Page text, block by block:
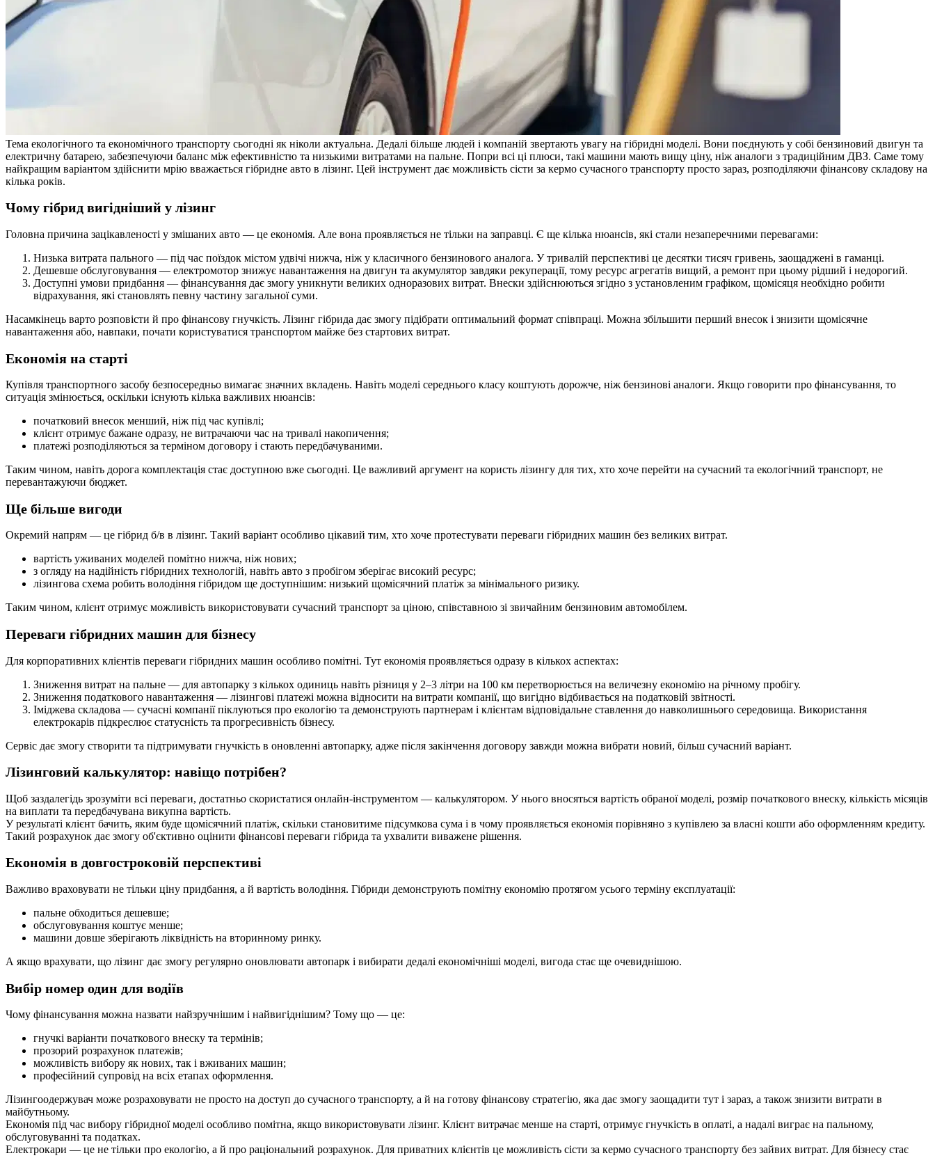
Тема екологічного та економічного транспорту сьогодні як ніколи актуальна. Дедалі більше людей і компаній звертають увагу на гібридні моделі. Вони поєднують у собі бензиновий двигун та
електричну батарею, забезпечуючи баланс між ефективністю та низькими витратами на пальне. Попри всі ці плюси, такі машини мають вищу ціну, ніж аналоги з традиційним ДВЗ. Саме тому
найкращим варіантом здійснити мрію вважається гібридне авто в лізинг. Цей інструмент дає можливість сісти за кермо сучасного транспорту просто зараз, розподіляючи фінансову складову на
кілька років.
Чому гібрид вигідніший у лізинг
Головна причина зацікавленості у змішаних авто — це економія. Але вона проявляється не тільки на заправці. Є ще кілька нюансів, які стали незаперечними перевагами:
Низька витрата пального — під час поїздок містом удвічі нижча, ніж у класичного бензинового аналога. У тривалій перспективі це десятки тисяч гривень, заощаджені в гаманці.
Дешевше обслуговування — електромотор знижує навантаження на двигун та акумулятор завдяки рекуперації, тому ресурс агрегатів вищий, а ремонт при цьому рідший і недорогий.
Доступні умови придбання — фінансування дає змогу уникнути великих одноразових витрат. Внески здійснюються згідно з установленим графіком, щомісяця необхідно робити
відрахування, які становлять певну частину загальної суми.
Насамкінець варто розповісти й про фінансову гнучкість. Лізинг гібрида дає змогу підібрати оптимальний формат співпраці. Можна збільшити перший внесок і знизити щомісячне
навантаження або, навпаки, почати користуватися транспортом майже без стартових витрат.
Економія на старті
Купівля транспортного засобу безпосередньо вимагає значних вкладень. Навіть моделі середнього класу коштують дорожче, ніж бензинові аналоги. Якщо говорити про фінансування, то
ситуація змінюється, оскільки існують кілька важливих нюансів:
початковий внесок менший, ніж під час купівлі;
клієнт отримує бажане одразу, не витрачаючи час на тривалі накопичення;
платежі розподіляються за терміном договору і стають передбачуваними.
Таким чином, навіть дорога комплектація стає доступною вже сьогодні. Це важливий аргумент на користь лізингу для тих, хто хоче перейти на сучасний та екологічний транспорт, не
перевантажуючи бюджет.
Ще більше вигоди
Окремий напрям — це гібрид б/в в лізинг. Такий варіант особливо цікавий тим, хто хоче протестувати переваги гібридних машин без великих витрат.
вартість уживаних моделей помітно нижча, ніж нових;
з огляду на надійність гібридних технологій, навіть авто з пробігом зберігає високий ресурс;
лізингова схема робить володіння гібридом ще доступнішим: низький щомісячний платіж за мінімального ризику.
Таким чином, клієнт отримує можливість використовувати сучасний транспорт за ціною, співставною зі звичайним бензиновим автомобілем.
Переваги гібридних машин для бізнесу
Для корпоративних клієнтів переваги гібридних машин особливо помітні. Тут економія проявляється одразу в кількох аспектах:
Зниження витрат на пальне — для автопарку з кількох одиниць навіть різниця у 2–3 літри на 100 км перетворюється на величезну економію на річному пробігу.
Зниження податкового навантаження — лізингові платежі можна відносити на витрати компанії, що вигідно відбивається на податковій звітності.
Іміджева складова — сучасні компанії піклуються про екологію та демонструють партнерам і клієнтам відповідальне ставлення до навколишнього середовища. Використання
електрокарів підкреслює статусність та прогресивність бізнесу.
Сервіс дає змогу створити та підтримувати гнучкість в оновленні автопарку, адже після закінчення договору завжди можна вибрати новий, більш сучасний варіант.
Лізинговий калькулятор: навіщо потрібен?
Щоб заздалегідь зрозуміти всі переваги, достатньо скористатися онлайн-інструментом — калькулятором. У нього вносяться вартість обраної моделі, розмір початкового внеску, кількість місяців
на виплати та передбачувана викупна вартість.
У результаті клієнт бачить, яким буде щомісячний платіж, скільки становитиме підсумкова сума і в чому проявляється економія порівняно з купівлею за власні кошти або оформленням кредиту.
Такий розрахунок дає змогу об'єктивно оцінити фінансові переваги гібрида та ухвалити виважене рішення.
Економія в довгостроковій перспективі
Важливо враховувати не тільки ціну придбання, а й вартість володіння. Гібриди демонструють помітну економію протягом усього терміну експлуатації:
пальне обходиться дешевше;
обслуговування коштує менше;
машини довше зберігають ліквідність на вторинному ринку.
А якщо врахувати, що лізинг дає змогу регулярно оновлювати автопарк і вибирати дедалі економічніші моделі, вигода стає ще очевиднішою.
Вибір номер один для водіїв
Чому фінансування можна назвати найзручнішим і найвигіднішим? Тому що — це:
гнучкі варіанти початкового внеску та термінів;
прозорий розрахунок платежів;
можливість вибору як нових, так і вживаних машин;
професійний супровід на всіх етапах оформлення.
Лізингоодержувач може розраховувати не просто на доступ до сучасного транспорту, а й на готову фінансову стратегію, яка дає змогу заощадити тут і зараз, а також знизити витрати в
майбутньому.
Економія під час вибору гібридної моделі особливо помітна, якщо використовувати лізинг. Клієнт витрачає менше на старті, отримує гнучкість в оплаті, а надалі виграє на пальному,
обслуговуванні та податках.
Електрокари — це не тільки про екологію, а й про раціональний розрахунок. Для приватних клієнтів це можливість сісти за кермо сучасного транспорту без зайвих витрат. Для бізнесу стає